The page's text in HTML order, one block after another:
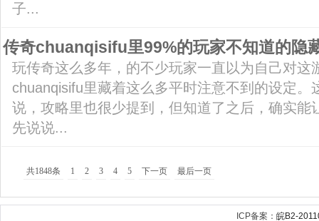
子...
传奇chuanqisifu里99%的玩家不知道的隐
玩传奇这么多年，的不少玩家一直以为自己对这
chuanqisifu里藏着这么多平时注意不到的设定。
说，攻略里也很少提到，但知道了之后，确实能
先说说...
共1848条 1 2 3 4 5 下一页 最后一页
ICP备案： 皖B2-